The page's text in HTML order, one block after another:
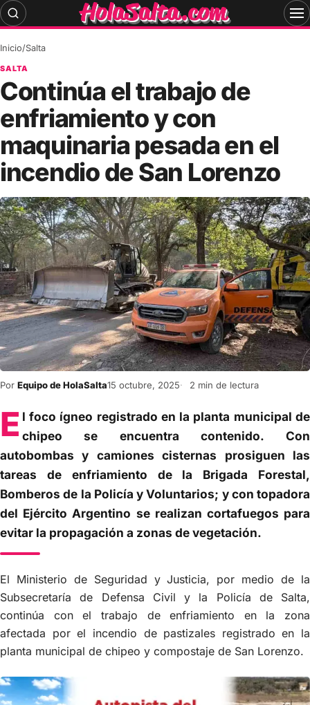
Skip
to
Inicio/Salta
SALTA
Continúa el trabajo de
enfriamiento y con
maquinaria pesada en el
incendio de San Lorenzo
Por Equipo de HolaSalta15 octubre, 2025 2 min de lectura
E l foco ígneo registrado en la planta municipal de
chipeo se encuentra contenido. Con
autobombas y camiones cisternas prosiguen las
tareas de enfriamiento de la Brigada Forestal,
Bomberos de la Policía y Voluntarios; y con topadora
del Ejército Argentino se realizan cortafuegos para
evitar la propagación a zonas de vegetación.
El Ministerio de Seguridad y Justicia, por medio de la
Subsecretaría de Defensa Civil y la Policía de Salta,
continúa con el trabajo de enfriamiento en la zona
afectada por el incendio de pastizales registrado en la
planta municipal de chipeo y compostaje de San Lorenzo.